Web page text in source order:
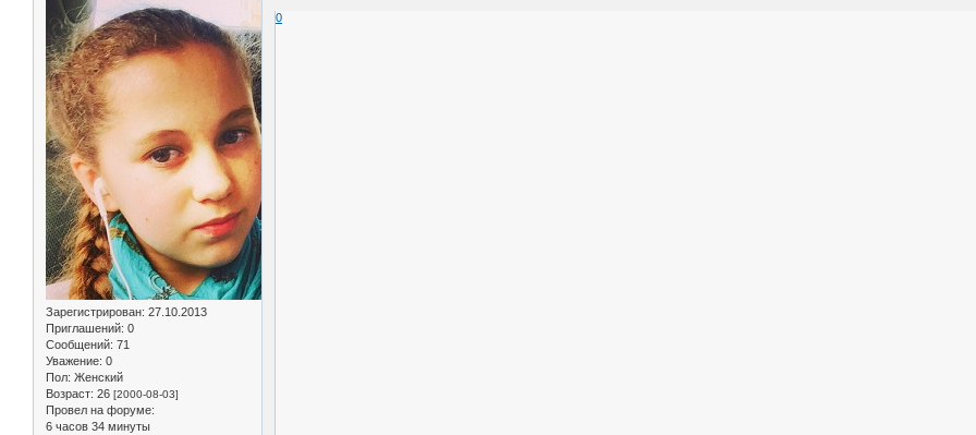
Зарегистрирован: 27.10.2013
Приглашений: 0
Сообщений: 71
Уважение: 0
Пол: Женский
Возраст: 26 [2000-08-03]
Провел на форуме:
6 часов 34 минуты
0